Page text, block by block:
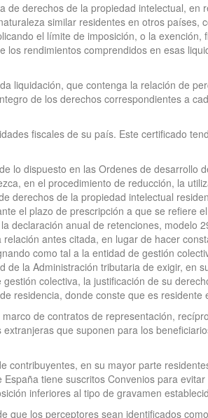
derechos de la propiedad intelectual, en
similar residentes en otros países,
el límite de imposición, o la exención,
rendimientos comprendidos en esas
liquidación, que contenga la relación de
de los derechos correspondientes a
fiscales de su país. Este certificado
lo dispuesto en las Ordenes de desarrollo
en el procedimiento de reducción, la
derechos de la propiedad intelectual
el plazo de prescripción a que se refiere
declaración anual de retenciones, modelo
antes citada, en lugar de hacer
como tal a la entidad de gestión
la Administración tributaria de exigir, en
colectiva, la justificación de su
residencia, donde conste que es residente
de contratos de representación,
que suponen para los
en su mayor parte
tiene suscritos Convenios para
inferiores al tipo de gravamen
los perceptores sean identificados